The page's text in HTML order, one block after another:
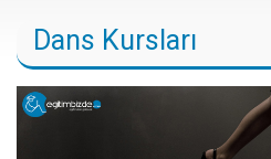
Dans Kursları